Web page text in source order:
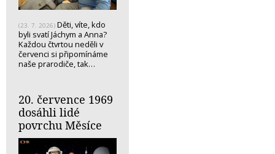
(23. 7. 2026) Děti, víte, kdo
byli svatí Jáchym a Anna?
Každou čtvrtou neděli v
červenci si připomínáme
naše prarodiče, tak…
20. července 1969
dosáhli lidé
povrchu Měsíce